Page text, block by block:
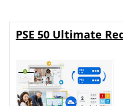
PSE 50 Ultimate